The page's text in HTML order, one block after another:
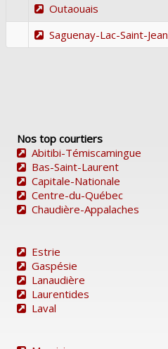
Outaouais
Saguenay-Lac-Saint-Jean
Nos top courtiers
Abitibi-Témiscamingue
Bas-Saint-Laurent
Capitale-Nationale
Centre-du-Québec
Chaudière-Appalaches
Estrie
Gaspésie
Lanaudière
Laurentides
Laval